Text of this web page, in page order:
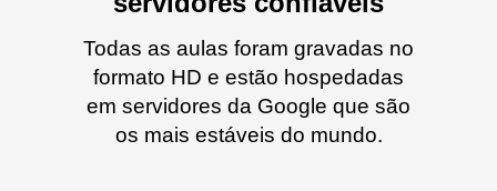
Todas as aulas foram gravadas no
formato HD e estão hospedadas
em servidores da Google que são
os mais estáveis do mundo.